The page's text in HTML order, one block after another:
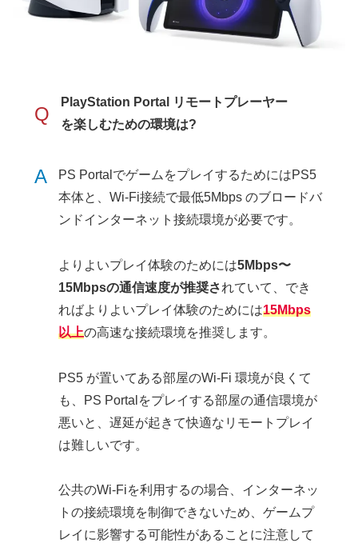
Q
PlayStation Portal リモートプレーヤー
を楽しむための環境は?
A
PS PortalでゲームをプレイするためにはPS5
本体と、Wi-Fi接続で最低5Mbps のブロードバ
ンドインターネット接続環境が必要です。
よりよいプレイ体験のためには5Mbps〜
15Mbpsの通信速度が推奨されていて、でき
ればよりよいプレイ体験のためには15Mbps
以上の高速な接続環境を推奨します。
PS5 が置いてある部屋のWi-Fi 環境が良くて
も、PS Portalをプレイする部屋の通信環境が
悪いと、遅延が起きて快適なリモートプレイ
は難しいです。
公共のWi-Fiを利用するの場合、インターネッ
トの接続環境を制御できないため、ゲームプ
レイに影響する可能性があることに注意して